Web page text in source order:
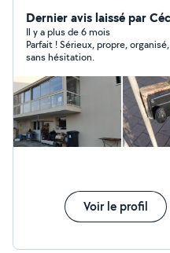
serrurerie remplacement de serrures de porte d'entrée
portes de garage remplacement de crémone de
fenêtre réglage de toute
porte de garage ect...
travaux en menuiserie
propose aussi le
et également le nettoyage
je peux aussi effectué
A bientôt cordialement
Dernier avis laissé par
Il y a plus de 6 mois
Parfait ! Sérieux, propre,
sans hésitation.
Voir le profil